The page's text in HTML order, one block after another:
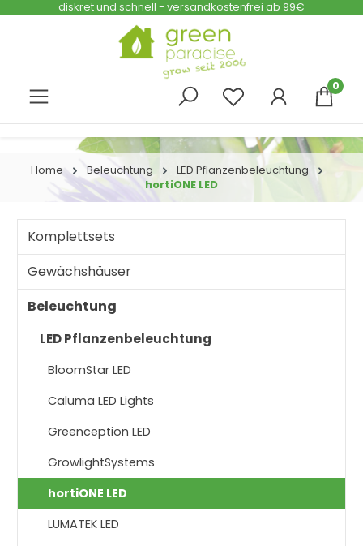
Zum Hauptinhalt springen
diskret und schnell - versandkostenfrei ab 99€
0
Home Beleuchtung
LED Pflanzenbeleuchtung
hortiONE LED
Komplettsets
Gewächshäuser
Beleuchtung
LED Pflanzenbeleuchtung
BloomStar LED
Caluma LED Lights
Greenception LED
GrowlightSystems
hortiONE LED
LUMATEK LED